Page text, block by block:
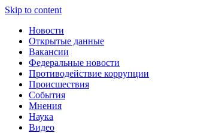
Skip to content
Новости
Открытые данные
Вакансии
Федеральные новости
Противодействие коррупции
Происшествия
События
Мнения
Наука
Видео